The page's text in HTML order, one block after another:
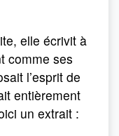
elle écrivit à
comme ses
l’esprit de
entièrement
un extrait :